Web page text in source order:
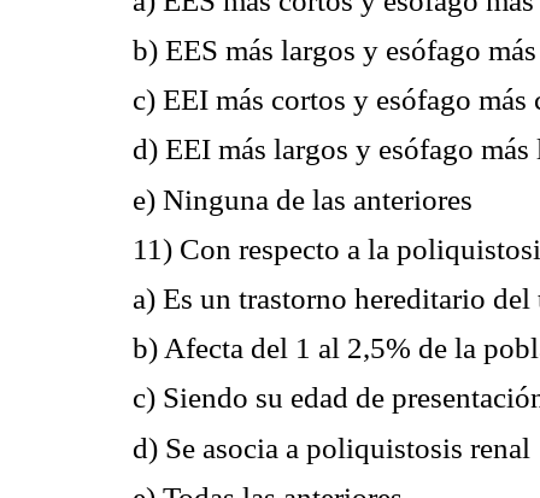
b) EES más largos y esófago
c) EEI más cortos y esófago más
d) EEI más largos y esófago más
e) Ninguna de las anteriores
11) Con respecto a la
a) Es un trastorno hereditario
b) Afecta del 1 al 2,5% de la
c) Siendo su edad de
d) Se asocia a poliquistosis renal